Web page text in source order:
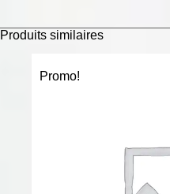
Produits similaires
Promo!